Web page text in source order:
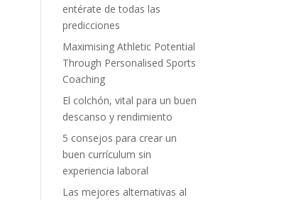
entérate de todas las
predicciones
Maximising Athletic Potential
Through Personalised Sports
Coaching
El colchón, vital para un buen
descanso y rendimiento
5 consejos para crear un
buen currículum sin
experiencia laboral
Las mejores alternativas al